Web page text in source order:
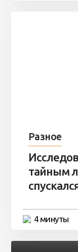
Разное
тайным
4 минуты